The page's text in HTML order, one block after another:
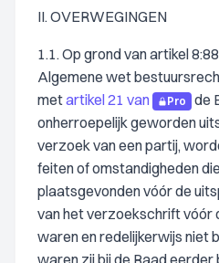
II. OVERWEGINGEN
1.1. Op grond van artikel
Algemene wet
metartikel 21 van Pro
de
onherroepelijk geworden
verzoek van een partij,
feiten of omstandigheden
plaatsgevonden vóór de
van het verzoekschrift vóór
waren en redelijkerwijs niet
waren zij bij de Raad